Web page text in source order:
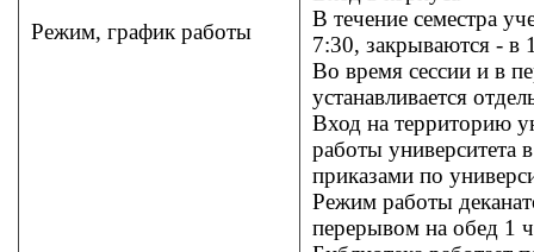
Режим, график работы
В течение семестра
7:30, закрываются - в
Во время сессии и в
устанавливается
Вход на территорию
работы университета
приказами по
Режим работы
перерывом на обед 1